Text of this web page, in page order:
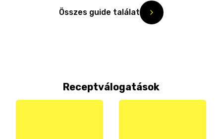
Összes guide találat
Receptválogatások